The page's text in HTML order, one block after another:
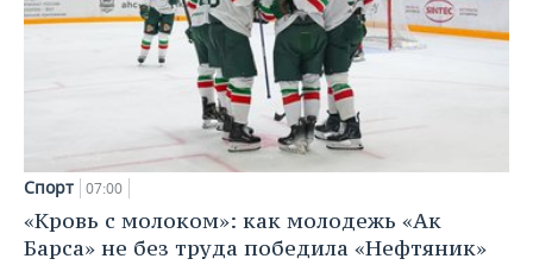
Спорт 07:00
«Кровь с молоком»: как молодежь «Ак
Барса» не без труда победила «Нефтяник»